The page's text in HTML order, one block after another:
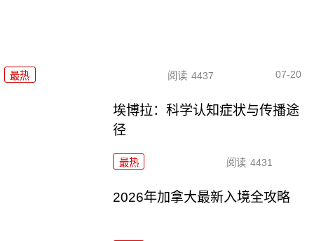
最热 阅读 4437 07-20
埃博拉：科学认知症状与传播途
径
最热 阅读 4431
2026年加拿大最新入境全攻略